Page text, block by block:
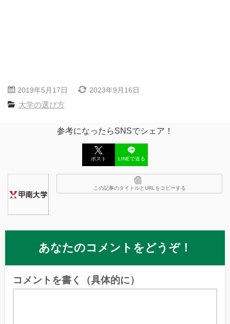
2019年5月17日 2023年9月16日
大学の選び方
参考になったらSNSでシェア！
ポスト LINEで送る
この記事のタイトルとURLをコピーする
あなたのコメントをどうぞ！
コメントを書く（具体的に）